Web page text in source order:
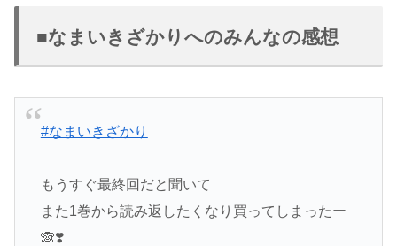
■なまいきざかりへのみんなの感想
#なまいきざかり
もうすぐ最終回だと聞いて
また1巻から読み返したくなり買ってしまったー
🙈❣️